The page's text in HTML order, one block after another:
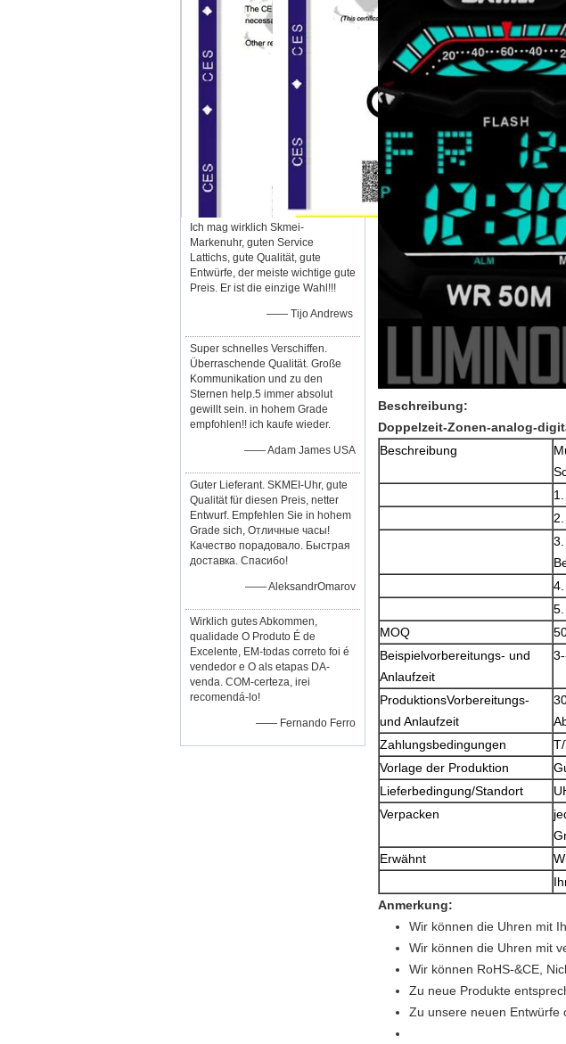
Ich mag wirklich Skmei-
Markenuhr, guten Service
Lattichs, gute Qualität, gute
Entwürfe, der meiste wichtige gute
Preis. Er ist die einzige Wahl!!!
—— Tijo Andrews
Super schnelles Verschiffen.
Überraschende Qualität. Große
Kommunikation und zu den
Sternen help.5 immer absolut
gewillt sein. in hohem Grade
empfohlen!! ich kaufe wieder.
—— Adam James USA
Guter Lieferant. SKMEI-Uhr, gute
Qualität für diesen Preis, netter
Entwurf. Empfehlen Sie in hohem
Grade sich, Отличные часы!
Качество порадовало. Быстрая
доставка. Спасибо!
—— AleksandrOmarov
Wirklich gutes Abkommen,
qualidade O Produto É de
Excelente, EM-todas correto foi é
vendedor e O als etapas DA-
venda. COM-certeza, irei
recomendá-lo!
—— Fernando Ferro
Beschreibung:
Doppelzeit-Zonen-analog-
Beschreibung
MOQ
Beispielvorbereitungs- und
Anlaufzeit
ProduktionsVorbereitungs-
und Anlaufzeit
Zahlungsbedingungen
Vorlage der Produktion
Lieferbedingung/Standort
Verpacken
Erwähnt
Anmerkung:
Wir können die Uhren mit
Wir können die Uhren mit
Wir können RoHS-&CE,
Zu neue Produkte
Zu unsere neuen Entwürfe